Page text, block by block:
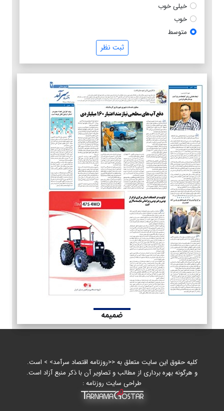
خیلی خوب
خوب
متوسط
ثبت نظر
ضمیمه
کلیه حقوق این سایت متعلق به <<روزنامه اقتصاد سرآمد> > است.
و هرگونه بهره برداری از مطالب و تصاویر آن با ذکر منبع آزاد است.
طراحی سایت روزنامه :